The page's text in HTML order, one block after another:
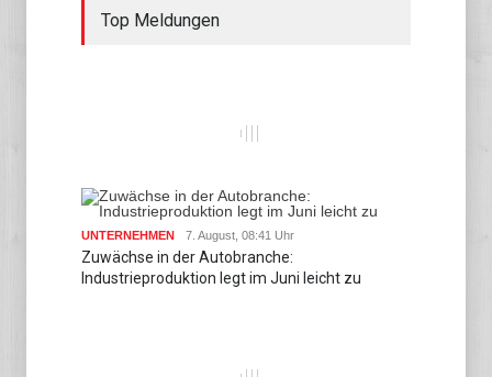
Top Meldungen
UNTERNEHMEN 7. August, 08:41 Uhr
Zuwächse in der Autobranche:
Industrieproduktion legt im Juni leicht zu